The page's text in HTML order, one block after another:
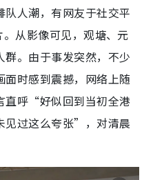
人潮，有网友于社交平
从影像可见，观塘、元
。由于事发突然，不少
面时感到震撼，网络上随
直呼“好似回到当初全港
过这么夸张”，对清晨